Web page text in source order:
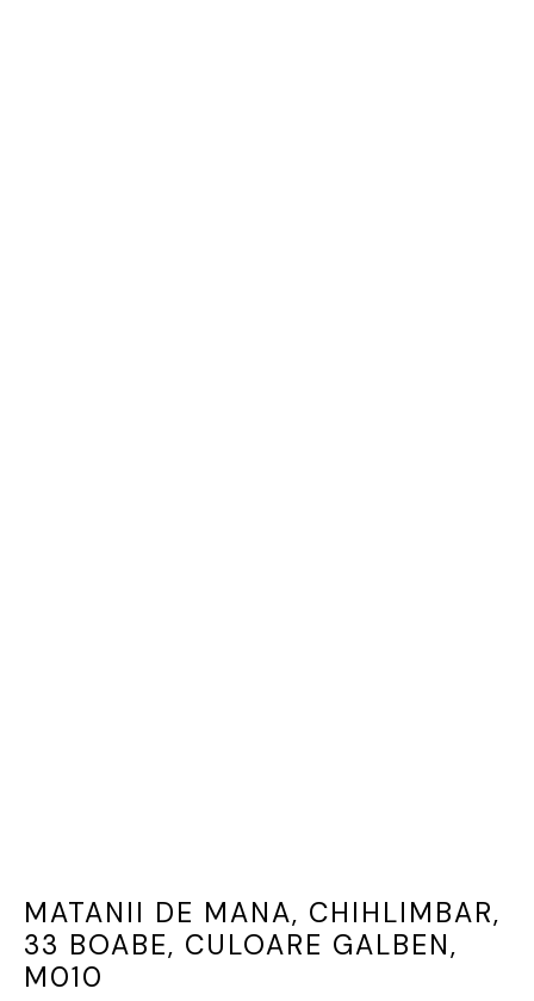
MATANII DE MANA, CHIHLIMBAR,
33 BOABE, CULOARE GALBEN,
M010